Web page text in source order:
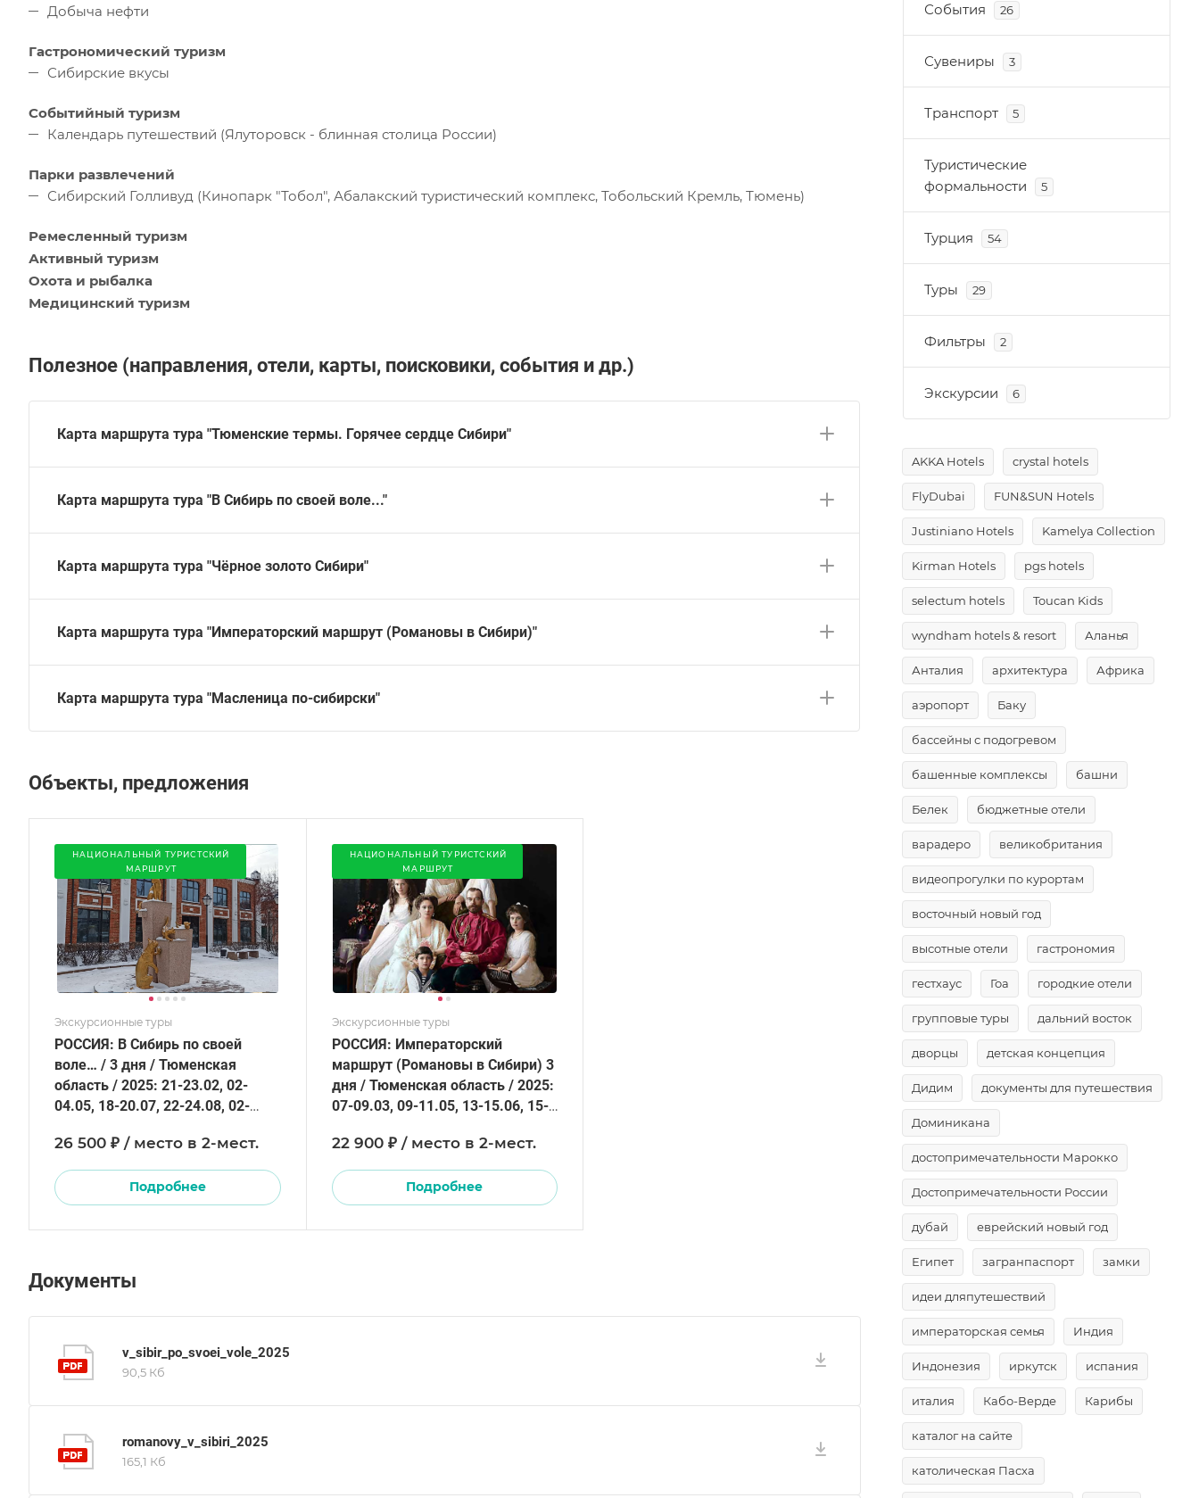
Добыча нефти
Гастрономический туризм
Сибирские вкусы
Событийный туризм
Календарь путешествий (Ялуторовск - блинная столица России)
Парки развлечений
Сибирский Голливуд (Кинопарк "Тобол", Абалакский туристический комплекс, Тобольский Кремль, Тюмень)
Ремесленный туризм
Активный туризм
Охота и рыбалка
Медицинский туризм
Полезное (направления, отели, карты, поисковики, события и др.)
Карта маршрута тура "Тюменские термы. Горячее сердце Сибири"
Карта маршрута тура "В Сибирь по своей воле..."
Карта маршрута тура "Чёрное золото Сибири"
Карта маршрута тура "Императорский маршрут (Романовы в Сибири)"
Карта маршрута тура "Масленица по-сибирски"
Объекты, предложения
НАЦИОНАЛЬНЫЙ ТУРИСТСКИЙ
МАРШРУТ
Экскурсионные туры
РОССИЯ: В Сибирь по своей
воле… / 3 дня / Тюменская
область / 2025: 21-23.02, 02-
04.05, 18-20.07, 22-24.08, 02-
26 500 ₽ / место в 2-мест.
Подробнее
НАЦИОНАЛЬНЫЙ ТУРИСТСКИЙ
МАРШРУТ
Экскурсионные туры
РОССИЯ: Императорский
маршрут (Романовы в Сибири) 3
дня / Тюменская область / 2025:
07-09.03, 09-11.05, 13-15.06, 15-
22 900 ₽ / место в 2-мест.
Подробнее
Документы
v_sibir_po_svoei_vole_2025
90,5 Кб
romanovy_v_sibiri_2025
165,1 Кб
События 26
Сувениры 3
Транспорт 5
Туристические
формальности
5
Турция 54
Туры 29
Фильтры 2
Экскурсии 6
AKKA Hotels crystal hotels
FlyDubai FUN&SUN Hotels
Justiniano Hotels Kamelya Collection
Kirman Hotels pgs hotels
selectum hotels Toucan Kids
wyndham hotels & resort Аланья
Анталия архитектура Африка
аэропорт Баку
бассейны с подогревом
башенные комплексы башни
Белек бюджетные отели
варадеро великобритания
видеопрогулки по курортам
восточный новый год
высотные отели гастрономия
гестхаус Гоа городкие отели
групповые туры дальний восток
дворцы детская концепция
Дидим документы для путешествия
Доминикана
достопримечательности Марокко
Достопримечательности России
дубай еврейский новый год
Египет загранпаспорт замки
идеи дляпутешествий
императорская семья Индия
Индонезия иркутск испания
италия Кабо-Верде Карибы
каталог на сайте
католическая Пасха